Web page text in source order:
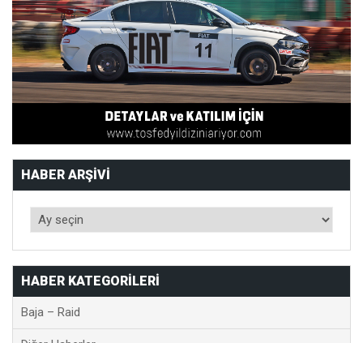
HABER ARŞIVI
HABER KATEGORILERI
Baja – Raid